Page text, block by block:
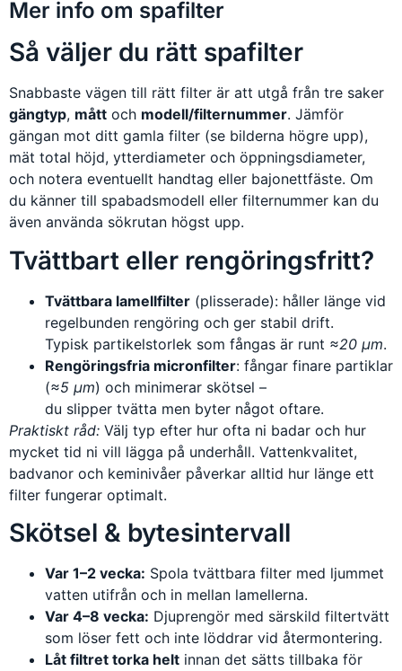
Mer info om spafilter
Så väljer du rätt spafilter
Snabbaste vägen till rätt filter är att utgå från tre saker
gängtyp, mått och modell/filternummer. Jämför
gängan mot ditt gamla filter (se bilderna högre upp),
mät total höjd, ytterdiameter och öppningsdiameter,
och notera eventuellt handtag eller bajonettfäste. Om
du känner till spabadsmodell eller filternummer kan du
även använda sökrutan högst upp.
Tvättbart eller rengöringsfritt?
Tvättbara lamellfilter (plisserade): håller länge vid
regelbunden rengöring och ger stabil drift.
Typisk partikelstorlek som fångas är runt ≈20 µm.
Rengöringsfria micronfilter: fångar finare partiklar
(≈5 µm) och minimerar skötsel –
du slipper tvätta men byter något oftare.
Praktiskt råd: Välj typ efter hur ofta ni badar och hur
mycket tid ni vill lägga på underhåll. Vattenkvalitet,
badvanor och keminivåer påverkar alltid hur länge ett
filter fungerar optimalt.
Skötsel & bytesintervall
Var 1–2 vecka: Spola tvättbara filter med ljummet
vatten utifrån och in mellan lamellerna.
Var 4–8 vecka: Djup­rengör med särskild filtertvätt
som löser fett och inte löddrar vid återmontering.
Låt filtret torka helt innan det sätts tillbaka för